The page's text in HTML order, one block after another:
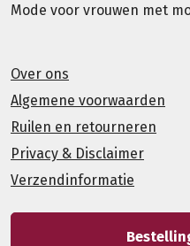
Mode voor vrouwen met
Over ons
Algemene voorwaarden
Ruilen en retourneren
Privacy & Disclaimer
Verzendinformatie